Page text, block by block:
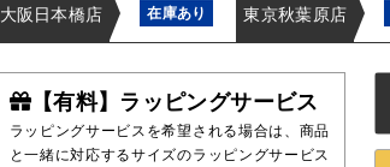
大阪日本橋店 在庫あり 東京秋葉原店
【有料】ラッピングサービス
ラッピングサービスを希望される場合は、商品
と一緒に対応するサイズのラッピングサービス